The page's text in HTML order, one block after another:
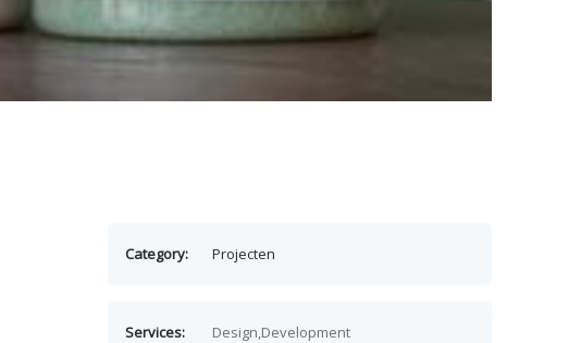
Category: Projecten
Services: Design,Development